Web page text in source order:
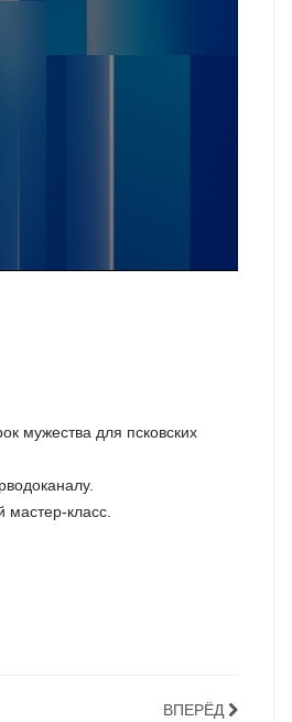
мужества для псковских
класс.
ВПЕРЁД